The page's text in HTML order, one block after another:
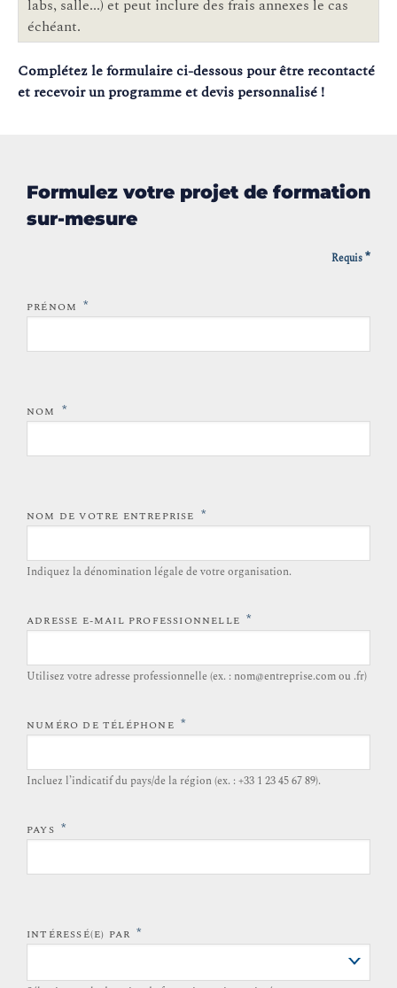
labs, salle...) et peut inclure des frais annexes le cas
échéant.
Complétez le formulaire ci-dessous pour être recontacté
et recevoir un programme et devis personnalisé !
Formulez votre projet de formation
sur-mesure
Requis*
PRÉNOM *
NOM *
NOM DE VOTRE ENTREPRISE *
Indiquez la dénomination légale de votre organisation.
ADRESSE E-MAIL PROFESSIONNELLE *
Utilisez votre adresse professionnelle (ex. : nom@entreprise.com ou .fr)
NUMÉRO DE TÉLÉPHONE *
Incluez l’indicatif du pays/de la région (ex. : +33 1 23 45 67 89).
PAYS *
INTÉRESSÉ(E) PAR *